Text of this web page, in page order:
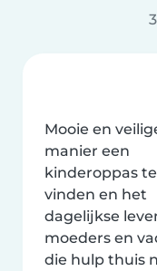
Mooie en
manier een
kinderoppas te
vinden en het
dagelijkse
moeders en
die hulp thuis